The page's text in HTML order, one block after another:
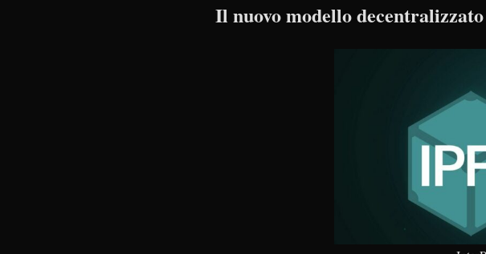
Il nuovo modello